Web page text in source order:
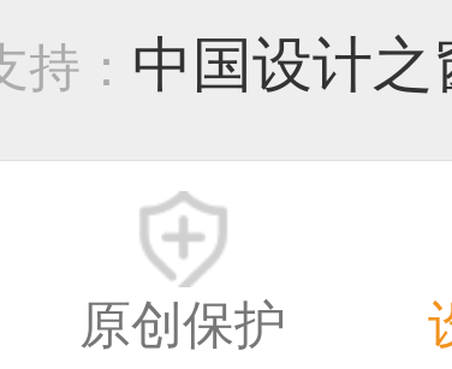
用品类作品
14032
持： 中国设计之
原创保护